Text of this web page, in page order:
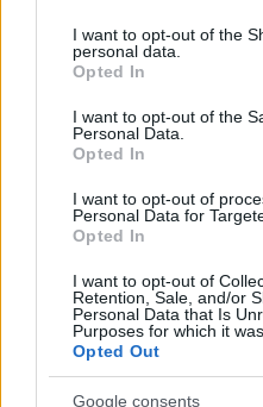
not limited to your visit or
grant or deny consent to
use your data for below
consent section.
I want to opt-out of the
personal data.
Opted In
I want to opt-out of the
Personal Data.
Opted In
I want to opt-out of
Personal Data for
Opted In
I want to opt-out of
Retention, Sale, and/or
Personal Data that Is
Purposes for which it
Opted Out
Google consents
Redazione